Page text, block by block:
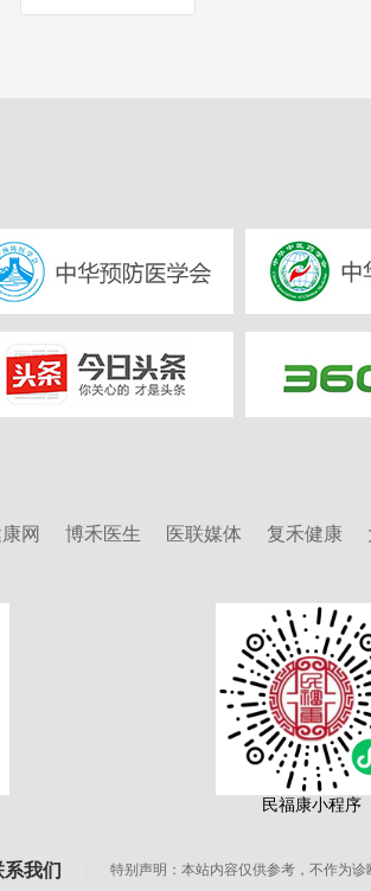
网 博禾医生 医联媒体 复禾健康
民福康小程序
系我们 特别声明：本站内容仅供参考，不作为诊